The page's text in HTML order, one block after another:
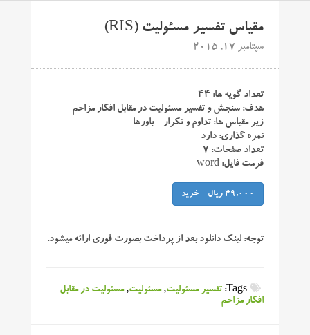
مقیاس تفسیر مسئولیت (RIS)
سپتامبر 17, 2015
تعداد گویه ها: ۴۴
هدف: سنجش و تفسیر مسئولیت در مقابل افکار مزاحم
زیر مقیاس ها: تداوم و تکرار – باورها
نمره گذاری: دارد
تعداد صفحات: ۷
فرمت فایل: word
49,000 ریال – خرید
توجه: لینک دانلود بعد از پرداخت بصورت فوری ارائه میشود.
Tags: تفسیر مسئولیت,مسئولیت,مسئولیت در مقابل
افکار مزاحم